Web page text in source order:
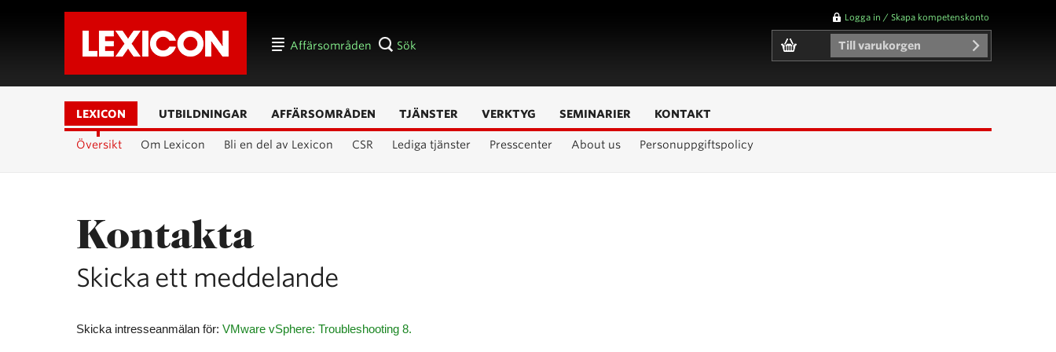
Affärsområden Sök
Logga in / Skapa kompetenskonto
Till varukorgen
LEXICON
Översikt Om Lexicon Bli en del av Lexicon CSR Lediga tjänster Presscenter About us Personuppgiftspolicy
UTBILDNINGAR AFFÄRSOMRÅDEN TJÄNSTER VERKTYG SEMINARIER KONTAKT
Kontakta
Skicka ett meddelande
Skicka intresseanmälan för: VMware vSphere: Troubleshooting 8.